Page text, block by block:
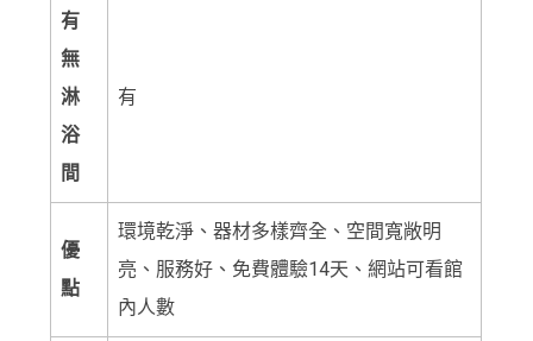
有
無
淋
浴
間
有
優
點
環境乾淨、器材多樣齊全、空間寬敞明
亮、服務好、免費體驗14天、網站可看館
內人數